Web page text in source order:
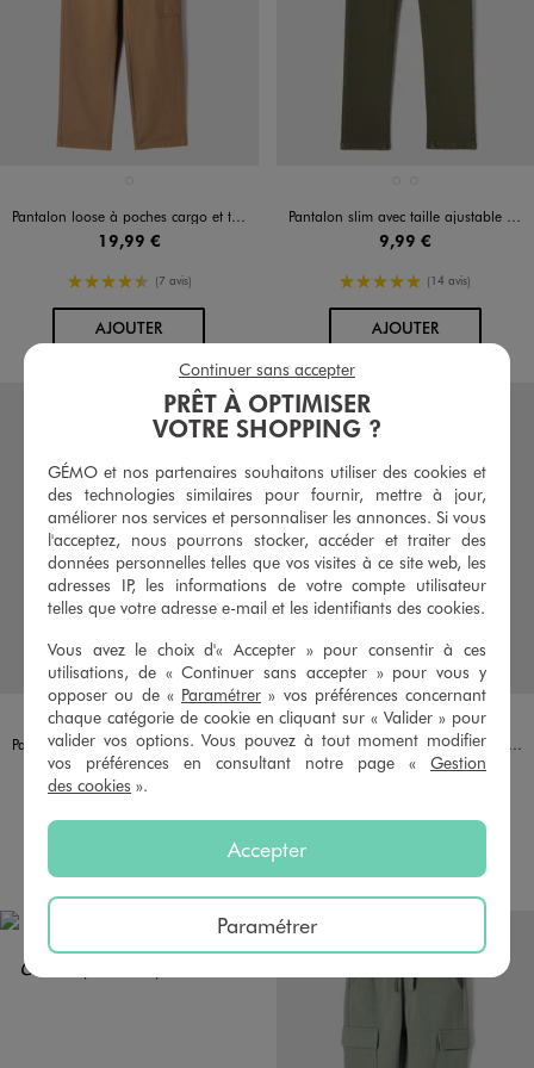
Pantalon loose à poches cargo et taille élastiquée garçon
19,99 €
4.5/5 de moyenne
(7 avis)
AJOUTERAU PANIER
Pantalon slim avec taille ajustable garçon
9,99 €
5/5 de moyenne
(14 avis)
AJOUTERAU PANIER
Disponible en 4 coloris
BEIGE FONCE
BLEU VERT STANDARD
Pantalon en coton coupe jogger garçon
9,99 €
AU PANIER
Disponible en 2 coloris
BEIGE STANDARD
NOIR STANDARD
Pantalon jogger en twill de coton stretch à taille élastiquée garçon
15,99 €
PRÊT À OPTIMISER
VOTRE SHOPPING ?
GÉMO et nos partenaires souhaitons utiliser des cookies et
des technologies similaires pour fournir, mettre à jour,
améliorer nos services et personnaliser les annonces. Si vous
l'acceptez, nous pourrons stocker, accéder et traiter des
données personnelles telles que vos visites à ce site web, les
adresses IP, les informations de votre compte utilisateur
telles que votre adresse e-mail et les identifiants des cookies.
Vous avez le choix d'« Accepter » pour consentir à ces
utilisations, de « Continuer sans accepter » pour vous y
opposer ou de « Paramétrer » vos préférences concernant
chaque catégorie de cookie en cliquant sur « Valider » pour
valider vos options. Vous pouvez à tout moment modifier
vos préférences en consultant notre page « Gestion
des cookies ».
Accepter
Paramétrer
Continuer sans accepter